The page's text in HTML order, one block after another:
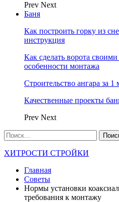
Prev Next
Баня
Как построить горку из
инструкция
Как сделать ворота
особенности монтажа
Строительство ангара за
Качественные проекты
Prev Next
ХИТРОСТИ СТРОЙКИ
Главная
Советы
Нормы установки
требования к монтажу